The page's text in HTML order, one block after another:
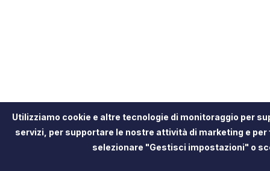
Utilizziamo cookie e altre tecnologie di monitoraggio per
servizi, per supportare le nostre attività di marketing e
selezionare "Gestisci impostazioni" o